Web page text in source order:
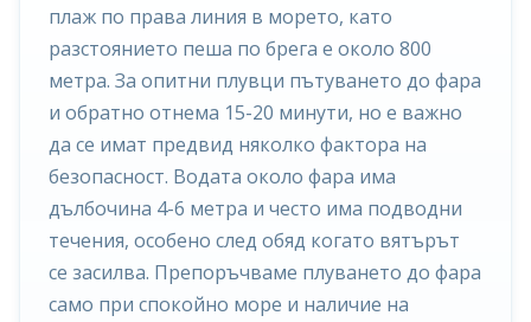
плаж по права линия в морето, като
разстоянието пеша по брега е около 800
метра. За опитни плувци пътуването до фара
и обратно отнема 15-20 минути, но е важно
да се имат предвид няколко фактора на
безопасност. Водата около фара има
дълбочина 4-6 метра и често има подводни
течения, особено след обяд когато вятърът
се засилва. Препоръчваме плуването до фара
само при спокойно море и наличие на